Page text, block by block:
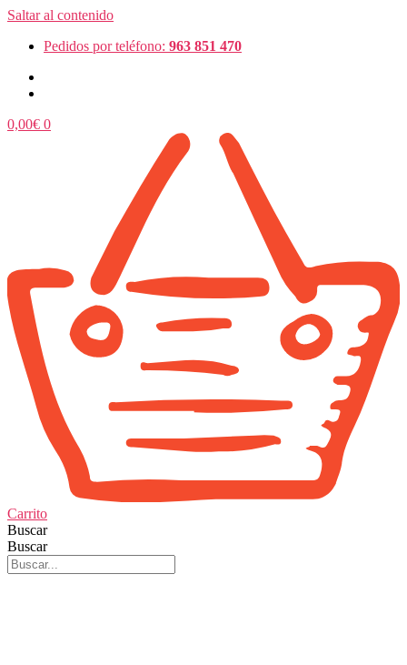
Saltar al contenido
Pedidos por teléfono: 963 851 470
0,00€ 0
Carrito
Buscar
Buscar